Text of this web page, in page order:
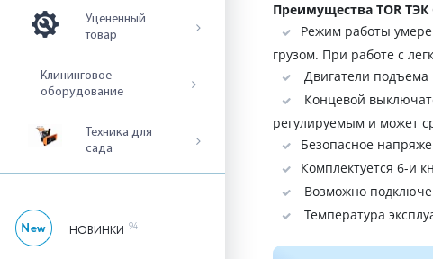
Уцененный
товар
Клининговое
оборудование
Техника для
сада
НОВИНКИ 94
Преимущества TOR ТЭК
Режим работы
грузом. При работе с
Двигатели
Концевой
регулируемым и может
Безопасное
Возможно
Температура